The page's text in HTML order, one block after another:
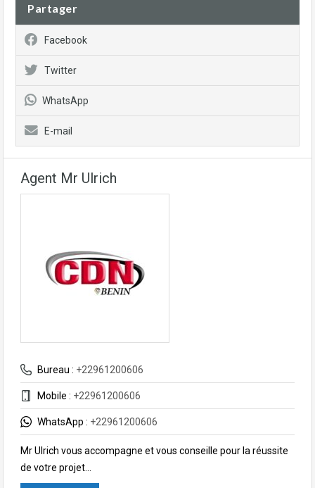
Partager
Facebook
Twitter
WhatsApp
E-mail
Agent Mr Ulrich
Bureau : +22961200606
Mobile : +22961200606
WhatsApp : +22961200606
Mr Ulrich vous accompagne et vous conseille pour la réussite
de votre projet…